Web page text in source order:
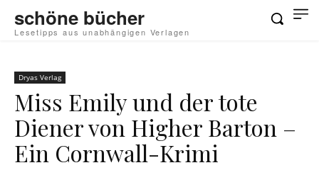
schöne bücher
Lesetipps aus unabhängigen Verlagen
Dryas Verlag
Miss Emily und der tote
Diener von Higher Barton –
Ein Cornwall-Krimi